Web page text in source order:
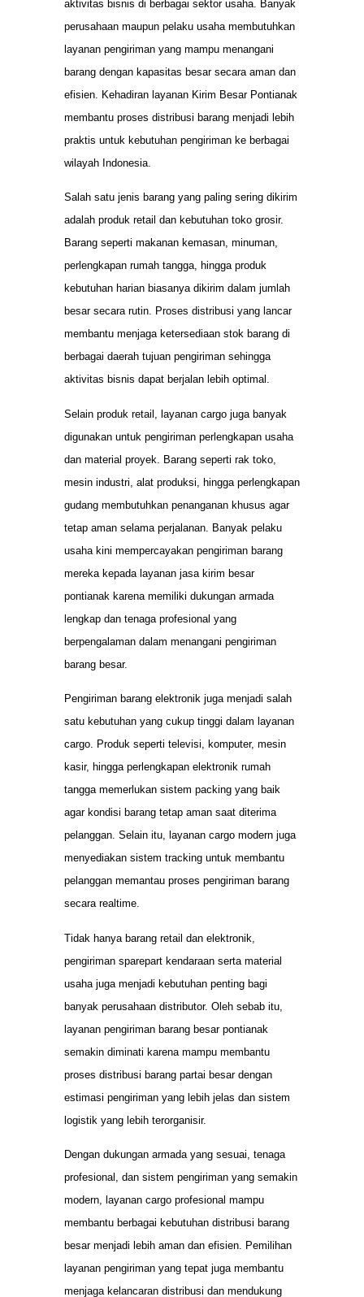
aktivitas bisnis di berbagai sektor usaha. Banyak
perusahaan maupun pelaku usaha membutuhkan
layanan pengiriman yang mampu menangani
barang dengan kapasitas besar secara aman dan
efisien. Kehadiran layanan Kirim Besar Pontianak
membantu proses distribusi barang menjadi lebih
praktis untuk kebutuhan pengiriman ke berbagai
wilayah Indonesia.
Salah satu jenis barang yang paling sering dikirim
adalah produk retail dan kebutuhan toko grosir.
Barang seperti makanan kemasan, minuman,
perlengkapan rumah tangga, hingga produk
kebutuhan harian biasanya dikirim dalam jumlah
besar secara rutin. Proses distribusi yang lancar
membantu menjaga ketersediaan stok barang di
berbagai daerah tujuan pengiriman sehingga
aktivitas bisnis dapat berjalan lebih optimal.
Selain produk retail, layanan cargo juga banyak
digunakan untuk pengiriman perlengkapan usaha
dan material proyek. Barang seperti rak toko,
mesin industri, alat produksi, hingga perlengkapan
gudang membutuhkan penanganan khusus agar
tetap aman selama perjalanan. Banyak pelaku
usaha kini mempercayakan pengiriman barang
mereka kepada layanan jasa kirim besar
pontianak karena memiliki dukungan armada
lengkap dan tenaga profesional yang
berpengalaman dalam menangani pengiriman
barang besar.
Pengiriman barang elektronik juga menjadi salah
satu kebutuhan yang cukup tinggi dalam layanan
cargo. Produk seperti televisi, komputer, mesin
kasir, hingga perlengkapan elektronik rumah
tangga memerlukan sistem packing yang baik
agar kondisi barang tetap aman saat diterima
pelanggan. Selain itu, layanan cargo modern juga
menyediakan sistem tracking untuk membantu
pelanggan memantau proses pengiriman barang
secara realtime.
Tidak hanya barang retail dan elektronik,
pengiriman sparepart kendaraan serta material
usaha juga menjadi kebutuhan penting bagi
banyak perusahaan distributor. Oleh sebab itu,
layanan pengiriman barang besar pontianak
semakin diminati karena mampu membantu
proses distribusi barang partai besar dengan
estimasi pengiriman yang lebih jelas dan sistem
logistik yang lebih terorganisir.
Dengan dukungan armada yang sesuai, tenaga
profesional, dan sistem pengiriman yang semakin
modern, layanan cargo profesional mampu
membantu berbagai kebutuhan distribusi barang
besar menjadi lebih aman dan efisien. Pemilihan
layanan pengiriman yang tepat juga membantu
menjaga kelancaran distribusi dan mendukung